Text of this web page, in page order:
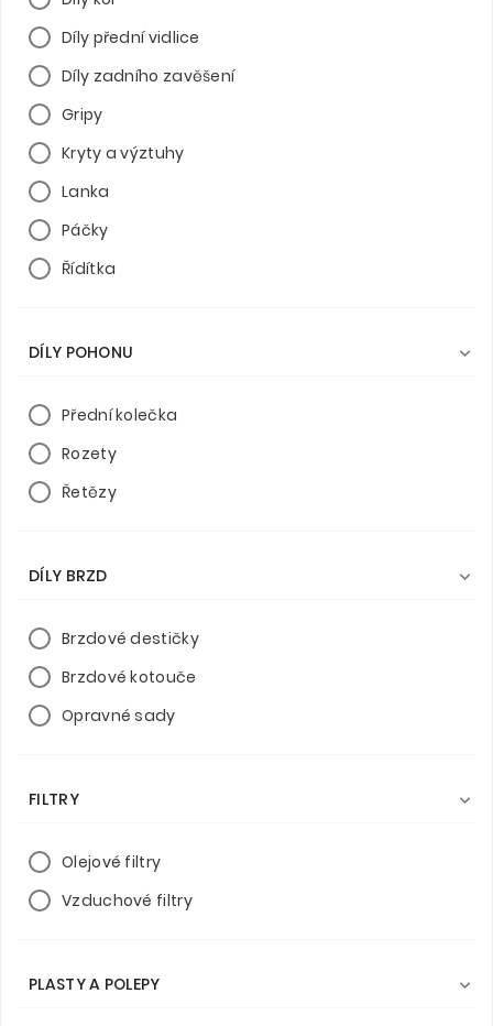
Díly přední vidlice
Díly zadního zavěšení
Gripy
Kryty a výztuhy
Lanka
Páčky
Řídítka
DÍLY POHONU 
Přední kolečka
Rozety
Řetězy
DÍLY BRZD 
Brzdové destičky
Brzdové kotouče
Opravné sady
FILTRY 
Olejové filtry
Vzduchové filtry
PLASTY A POLEPY 